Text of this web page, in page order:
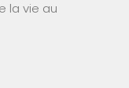
la vie au